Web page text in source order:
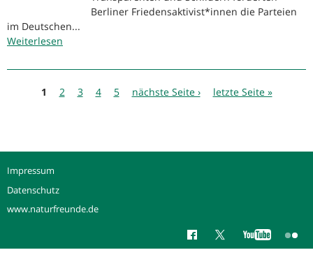
Berliner
Berliner Friedensaktivist*innen die Parteien
im Deutschen...
Weiterlesen
zu
Kampfdrohnen
für
1 2 3 4 5 nächste Seite › letzte Seite »
Impressum
Datenschutz
www.naturfreunde.de